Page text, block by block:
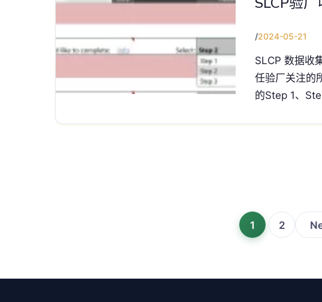
/2024-05-21
SLCP 数据收
任验厂关注的
的Step 1、
1 2